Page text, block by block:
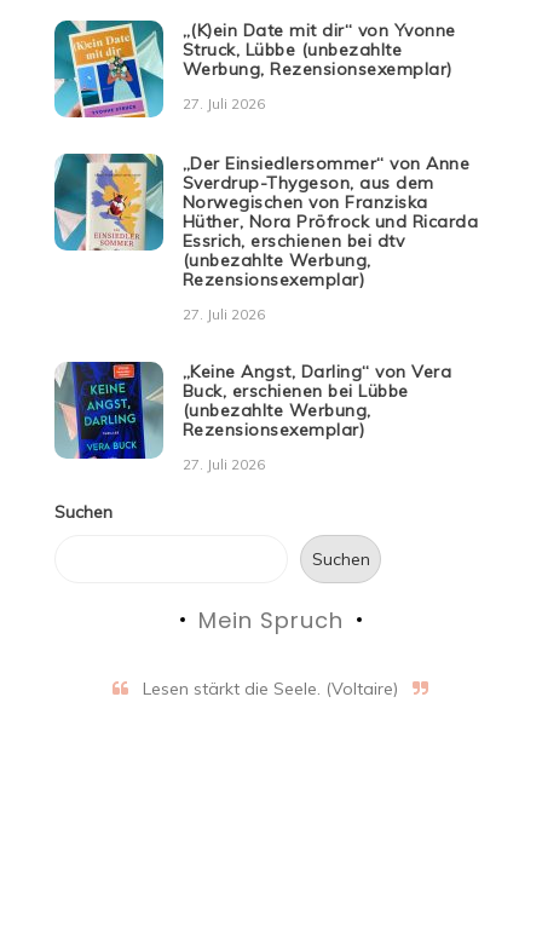
„(K)ein Date mit dir“ von Yvonne
Struck, Lübbe (unbezahlte
Werbung, Rezensionsexemplar)
27. Juli 2026
„Der Einsiedlersommer“ von Anne
Sverdrup-Thygeson, aus dem
Norwegischen von Franziska
Hüther, Nora Pröfrock und Ricarda
Essrich, erschienen bei dtv
(unbezahlte Werbung,
Rezensionsexemplar)
27. Juli 2026
„Keine Angst, Darling“ von Vera
Buck, erschienen bei Lübbe
(unbezahlte Werbung,
Rezensionsexemplar)
27. Juli 2026
Suchen
Suchen
Mein Spruch
Lesen stärkt die Seele. (Voltaire)